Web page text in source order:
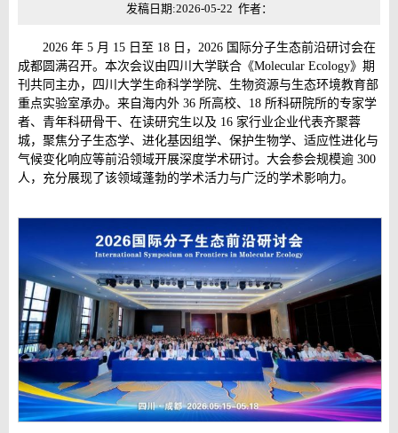
发稿日期:2026-05-22 作者：
2026 年 5 月 15 日至 18 日，2026 国际分子生态前沿研讨会在
成都圆满召开。本次会议由四川大学联合《Molecular Ecology》期
刊共同主办，四川大学生命科学学院、生物资源与生态环境教育部
重点实验室承办。来自海内外 36 所高校、18 所科研院所的专家学
者、青年科研骨干、在读研究生以及 16 家行业企业代表齐聚蓉
城，聚焦分子生态学、进化基因组学、保护生物学、适应性进化与
气候变化响应等前沿领域开展深度学术研讨。大会参会规模逾 300
人，充分展现了该领域蓬勃的学术活力与广泛的学术影响力。